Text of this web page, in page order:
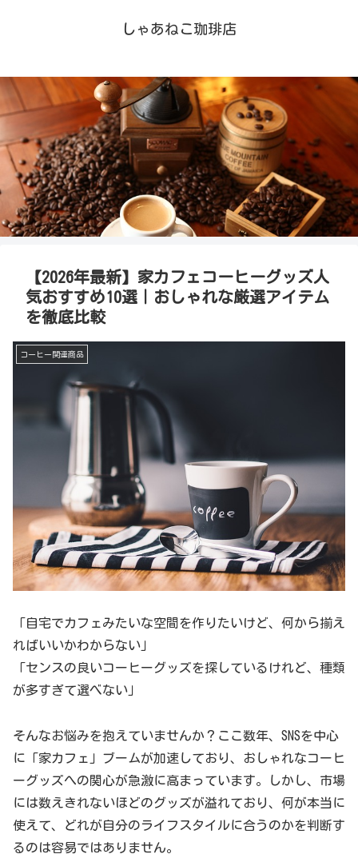
しゃあねこ珈琲店
【2026年最新】家カフェコーヒーグッズ人
気おすすめ10選｜おしゃれな厳選アイテム
を徹底比較
コーヒー関連商品
「自宅でカフェみたいな空間を作りたいけど、何から揃え
ればいいかわからない」
「センスの良いコーヒーグッズを探しているけれど、種類
が多すぎて選べない」
そんなお悩みを抱えていませんか？ここ数年、SNSを中心
に「家カフェ」ブームが加速しており、おしゃれなコーヒ
ーグッズへの関心が急激に高まっています。しかし、市場
には数えきれないほどのグッズが溢れており、何が本当に
使えて、どれが自分のライフスタイルに合うのかを判断す
るのは容易ではありません。